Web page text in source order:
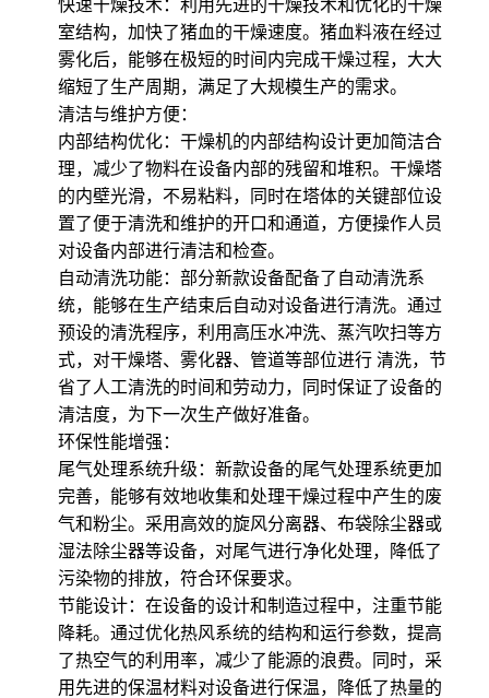
快速干燥技术：利用先进的干燥技术和优化的干燥
室结构，加快了猪血的干燥速度。猪血料液在经过
雾化后，能够在极短的时间内完成干燥过程，大大
缩短了生产周期，满足了大规模生产的需求。
清洁与维护方便：
内部结构优化：干燥机的内部结构设计更加简洁合
理，减少了物料在设备内部的残留和堆积。干燥塔
的内壁光滑，不易粘料，同时在塔体的关键部位设
置了便于清洗和维护的开口和通道，方便操作人员
对设备内部进行清洁和检查。
自动清洗功能：部分新款设备配备了自动清洗系
统，能够在生产结束后自动对设备进行清洗。通过
预设的清洗程序，利用高压水冲洗、蒸汽吹扫等方
式，对干燥塔、雾化器、管道等部位进行 清洗，节
省了人工清洗的时间和劳动力，同时保证了设备的
清洁度，为下一次生产做好准备。
环保性能增强：
尾气处理系统升级：新款设备的尾气处理系统更加
完善，能够有效地收集和处理干燥过程中产生的废
气和粉尘。采用高效的旋风分离器、布袋除尘器或
湿法除尘器等设备，对尾气进行净化处理，降低了
污染物的排放，符合环保要求。
节能设计：在设备的设计和制造过程中，注重节能
降耗。通过优化热风系统的结构和运行参数，提高
了热空气的利用率，减少了能源的浪费。同时，采
用先进的保温材料对设备进行保温，降低了热量的